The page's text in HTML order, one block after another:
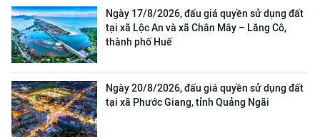
Ngày 17/8/2026, đấu giá quyền sử dụng đất
tại xã Lộc An và xã Chân Mây – Lăng Cô,
thành phố Huế
Ngày 20/8/2026, đấu giá quyền sử dụng đất
tại xã Phước Giang, tỉnh Quảng Ngãi